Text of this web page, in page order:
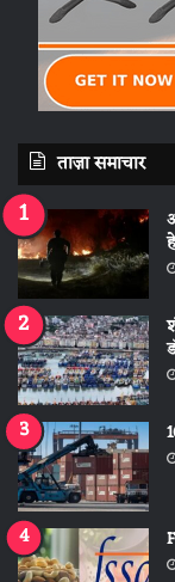
ताज़ा समाचार